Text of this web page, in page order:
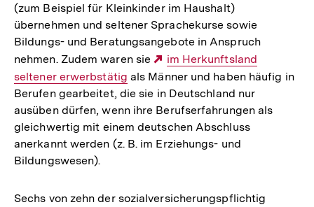
(zum Beispiel für Kleinkinder im Haushalt)
übernehmen und seltener Sprachekurse sowie
Bildungs- und Beratungsangebote in Anspruch
nehmen. Zudem waren sie
Externer
Link:
im Herkunftsland
seltener erwerbstätig als Männer und haben häufig in
Berufen gearbeitet, die sie in Deutschland nur
ausüben dürfen, wenn ihre Berufserfahrungen als
gleichwertig mit einem deutschen Abschluss
anerkannt werden (z. B. im Erziehungs- und
Bildungswesen).
Sechs von zehn der sozialversicherungspflichtig